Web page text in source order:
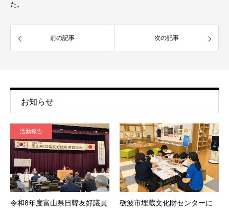
た。
前の記事 次の記事
お知らせ
活動報告
令和8年度富山県日韓友好議員
砺波市埋蔵文化財センターに